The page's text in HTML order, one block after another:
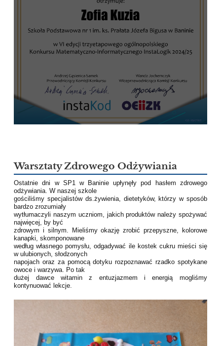
Warsztaty Zdrowego Odżywiania
Ostatnie dni w SP1 w Baninie upłynęły pod hasłem zdrowego
odżywiania. W naszej szkole
gościliśmy specjalistów ds.żywienia, dietetyków, którzy w sposób
bardzo zrozumiały
wytłumaczyli naszym uczniom, jakich produktów należy spożywać
najwięcej, by być
zdrowym i silnym. Mieliśmy okazję zrobić przepyszne, kolorowe
kanapki, skomponowane
według własnego pomysłu, odgadywać ile kostek cukru mieści się
w ulubionych, słodzonych
napojach oraz za pomocą dotyku rozpoznawać rzadko spotykane
owoce i warzywa. Po tak
dużej dawce witamin z entuzjazmem i energią mogliśmy
kontynuować lekcje.